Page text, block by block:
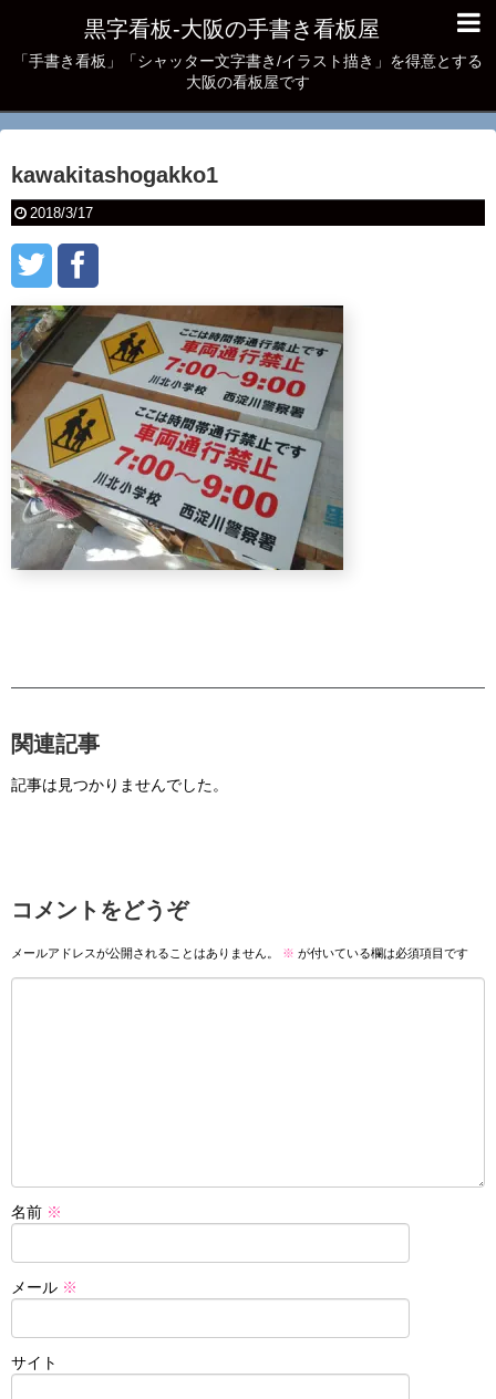
黒字看板‐大阪の手書き看板屋
「手書き看板」「シャッター文字書き/イラスト描き」を得意とする
大阪の看板屋です
kawakitashogakko1
2018/3/17
関連記事
記事は見つかりませんでした。
コメントをどうぞ
メールアドレスが公開されることはありません。 ※ が付いている欄は必須項目です
名前 ※
メール ※
サイト